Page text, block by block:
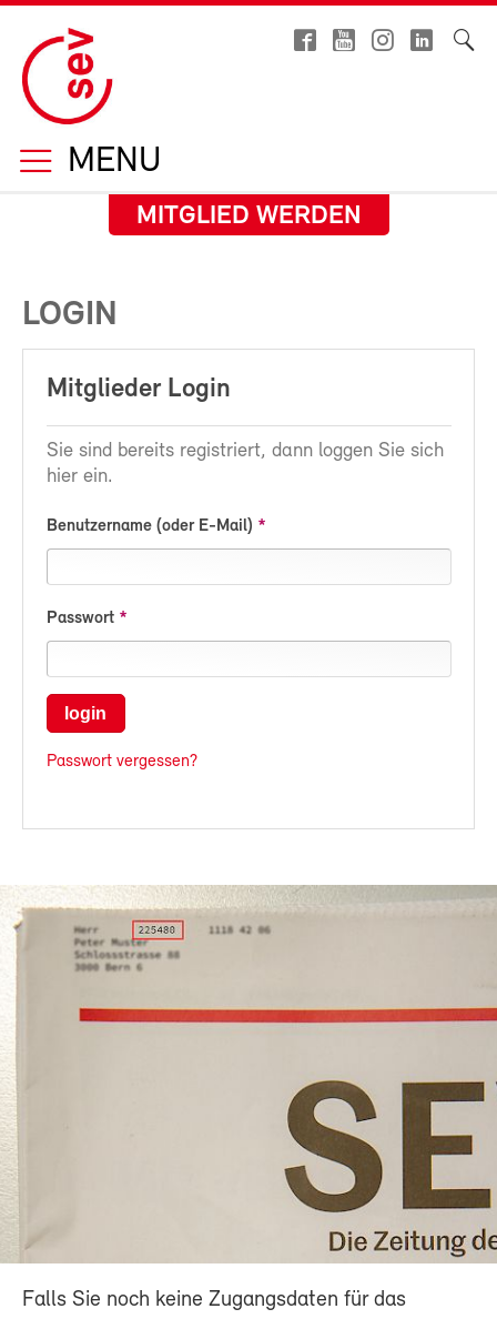
MENU
MITGLIED WERDEN
LOGIN
Mitglieder Login
Sie sind bereits registriert, dann loggen Sie sich
hier ein.
Benutzername (oder E-Mail)
Passwort
login
Passwort vergessen?
Falls Sie noch keine Zugangsdaten für das